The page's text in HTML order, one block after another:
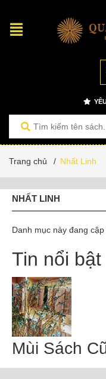
Trang chủ / Nhất Linh
NHẤT LINH
Danh mục này đang
Tin nổi bật
Mùi Sách